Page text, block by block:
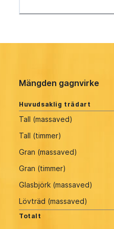
Mängden gagnvirke
Huvudsaklig trädart
Tall (massaved)
Tall (timmer)
Gran (massaved)
Gran (timmer)
Glasbjörk (massaved)
Lövträd (massaved)
Totalt